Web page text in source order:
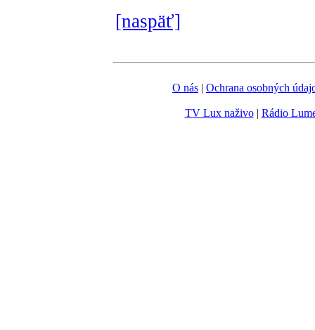
[naspäť]
O nás | Ochrana osobných
TV Lux naživo| Rádio